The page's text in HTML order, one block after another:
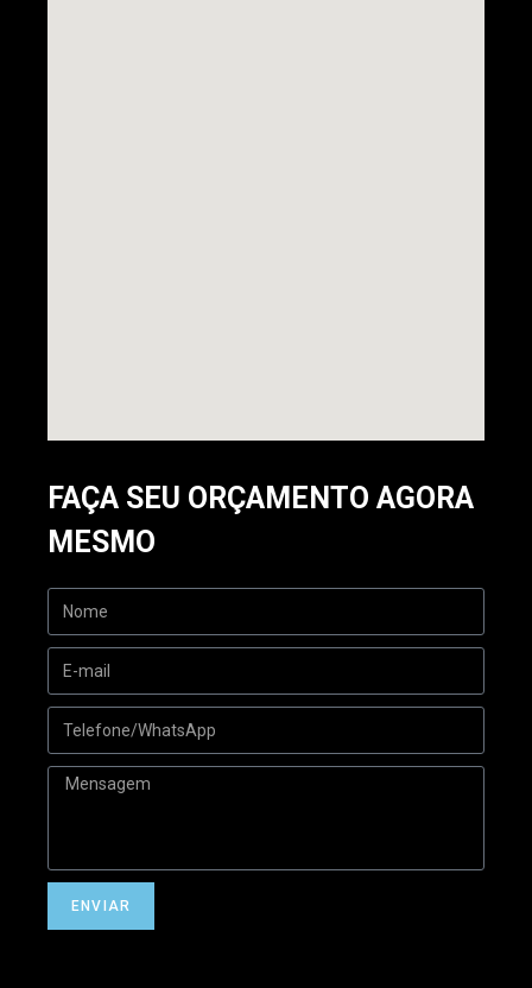
FAÇA SEU ORÇAMENTO AGORA
MESMO
ENVIAR